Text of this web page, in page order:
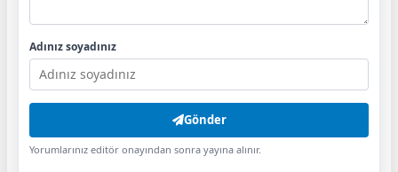
Adınız soyadınız
Gönder
Yorumlarınız editör onayından sonra yayına alınır.